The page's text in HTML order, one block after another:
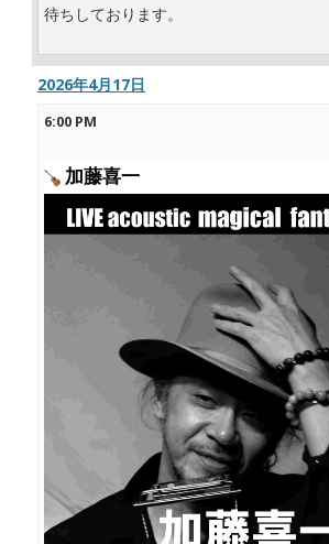
待ちしております。
2026年4月17日
6:00 PM
加藤喜一